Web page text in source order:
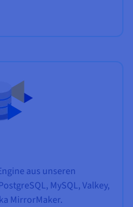
aus unseren
MySQL, Valkey,
MirrorMaker.